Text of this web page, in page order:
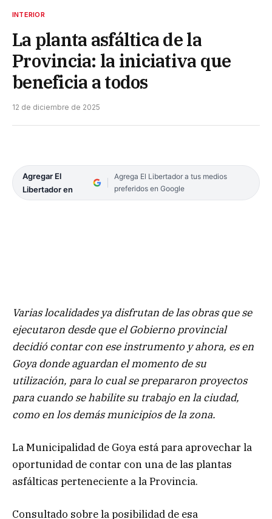
INTERIOR
La planta asfáltica de la
Provincia: la iniciativa que
beneficia a todos
12 de diciembre de 2025
Agregar El
Libertador en
Agrega El Libertador a tus medios
preferidos en Google
Varias localidades ya disfrutan de las obras que se
ejecutaron desde que el Gobierno provincial
decidió contar con ese instrumento y ahora, es en
Goya donde aguardan el momento de su
utilización, para lo cual se prepararon proyectos
para cuando se habilite su trabajo en la ciudad,
como en los demás municipios de la zona.
La Municipalidad de Goya está para aprovechar la
oportunidad de contar con una de las plantas
asfálticas perteneciente a la Provincia.
Consultado sobre la posibilidad de esa